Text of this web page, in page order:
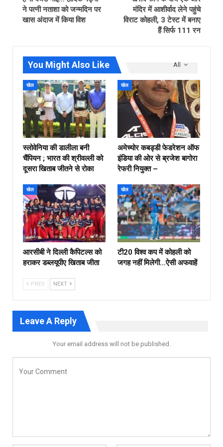
ने पत्नी नताशा को जन्मदिन पर
खास अंदाज में किया विश
मंदिर में आशीर्वाद लेने पहुंचे
विराट कोहली, 3 टेस्ट में बनाए
हैं सिर्फ 111 रन
All
You Might Also Like
खेल
स्लोवेनिया की डालीला बनी
चैंपियन ; भारत की श्रीवल्ली को
दूसरा खिताब जीतने से रोका
खेल
अमेच्योर कबड्डी फेडरेशन ऑफ
इंडिया की ओर से ब्रजेश बागोरा
रेफरी नियुक्त –
खेल
आरसीबी ने दिल्ली कैपिटल्स को
हराकर डब्लयूपीए खिताब जीता
खेल
टी20 विश्व कप में कोहली को
जगह नहीं मिलेगी…ऐसी अफवाहें
PREV NEXT
Leave A Reply
Your email address will not be published.